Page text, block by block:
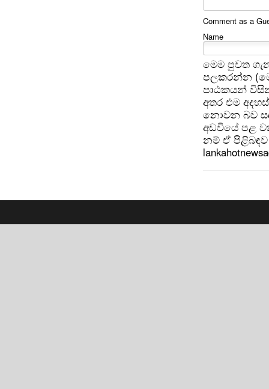
Comment as a
Name
මෙම පුවත
පලකරන්න
පාඨකයන්
අතර එම
නොවන බව
අඩවියේ පළ
නම් ඒ පිළිබඳව